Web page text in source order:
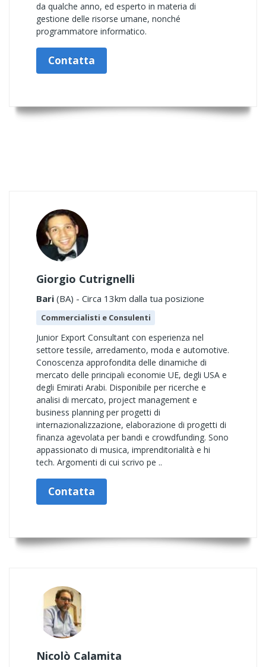
da qualche anno, ed esperto in materia di
gestione delle risorse umane, nonché
programmatore informatico.
Contatta
Giorgio Cutrignelli
Bari (BA) - Circa 13km dalla tua posizione
Commercialisti e Consulenti
Junior Export Consultant con esperienza nel
settore tessile, arredamento, moda e automotive.
Conoscenza approfondita delle dinamiche di
mercato delle principali economie UE, degli USA e
degli Emirati Arabi. Disponibile per ricerche e
analisi di mercato, project management e
business planning per progetti di
internazionalizzazione, elaborazione di progetti di
finanza agevolata per bandi e crowdfunding. Sono
appassionato di musica, imprenditorialità e hi
tech. Argomenti di cui scrivo pe ..
Contatta
Nicolò Calamita